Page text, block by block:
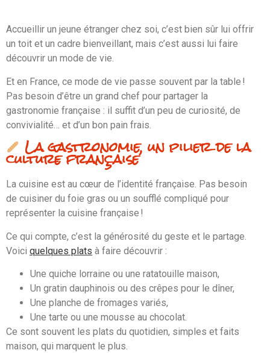
Accueillir un jeune étranger chez soi, c’est bien sûr lui offrir
un toit et un cadre bienveillant, mais c’est aussi lui faire
découvrir un mode de vie.
Et en France, ce mode de vie passe souvent par la table !
Pas besoin d’être un grand chef pour partager la
gastronomie française : il suffit d’un peu de curiosité, de
convivialité… et d’un bon pain frais.
La gastronomie, un pilier de la
culture française
La cuisine est au cœur de l’identité française. Pas besoin
de cuisiner du foie gras ou un soufflé compliqué pour
représenter la cuisine française !
Ce qui compte, c’est la générosité du geste et le partage.
Voici quelques plats à faire découvrir :
Une quiche lorraine ou une ratatouille maison,
Un gratin dauphinois ou des crêpes pour le dîner,
Une planche de fromages variés,
Une tarte ou une mousse au chocolat.
Ce sont souvent les plats du quotidien, simples et faits
maison, qui marquent le plus.